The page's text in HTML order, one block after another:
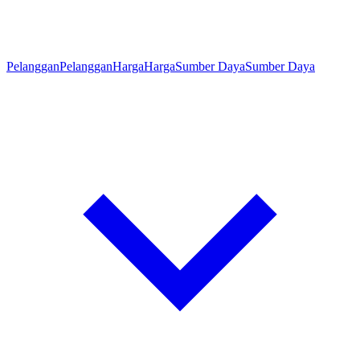
PelangganPelangganHargaHargaSumber DayaSumber Daya